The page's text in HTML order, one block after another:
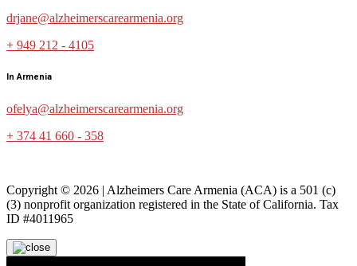
drjane@alzheimerscarearmenia.org
+ 949 212 - 4105
In Armenia
ofelya@alzheimerscarearmenia.org
+ 374 41 660 - 358
Copyright © 2026 | Alzheimers Care Armenia (ACA) is a 501 (c)
(3) nonprofit organization registered in the State of California. Tax
ID #4011965